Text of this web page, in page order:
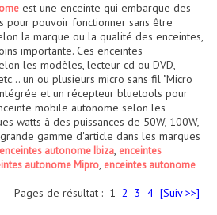
Sonorisation
Pieds Cellules Diamants
Enceintes
Micro, Pieds De Régie
Cellule (s)
est une enceinte qui embarque des
pour pouvoir fonctionner sans être
la marque ou la qualité des enceintes,
importante. Ces enceintes
les modèles, lecteur cd ou DVD,
un ou plusieurs micro sans fil "Micro
et un récepteur bluetools pour
mobile autonome selon les
watts à des puissances de 50W, 100W,
gamme d'article dans les marques
enceintes autonome Ibiza, enceintes
autonome Mipro, enceintes autonome
Pages de résultat : 1 2 3 4 [Suiv >>]